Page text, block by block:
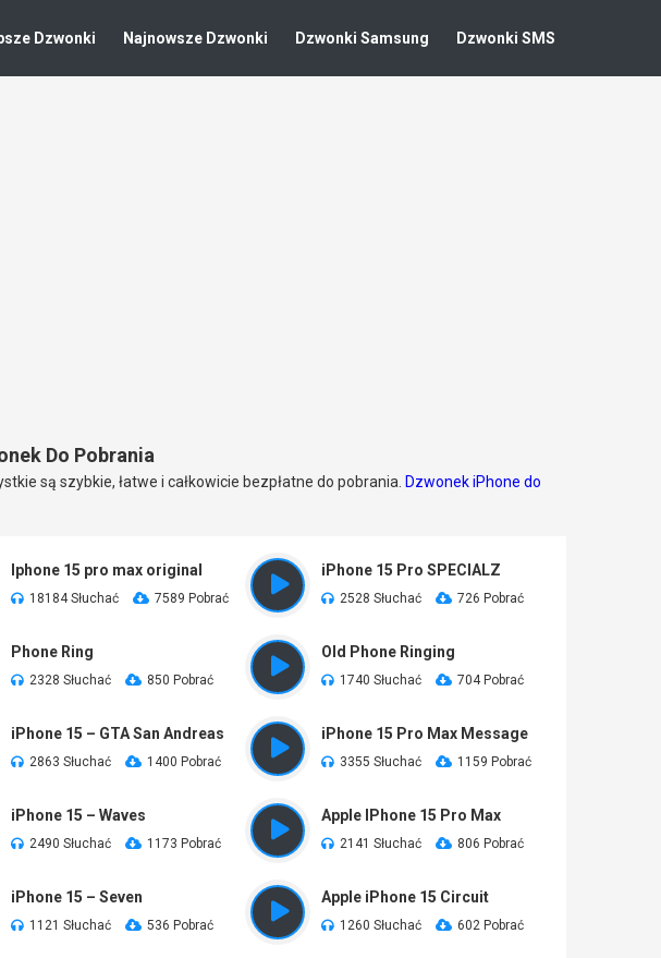
Dzwonki Najnowsze Dzwonki Dzwonki Samsung Dzwonki SMS
Do Pobrania
są szybkie, łatwe i całkowicie bezpłatne do pobrania. Dzwonek iPhone do
Iphone 15 pro max original
18184 Słuchać 7589 Pobrać
iPhone 15 Pro SPECIALZ
2528 Słuchać 726 Pobrać
Phone Ring
2328 Słuchać 850 Pobrać
Old Phone Ringing
1740 Słuchać 704 Pobrać
iPhone 15 – GTA San Andreas
2863 Słuchać 1400 Pobrać
iPhone 15 Pro Max Message
3355 Słuchać 1159 Pobrać
iPhone 15 – Waves
2490 Słuchać 1173 Pobrać
Apple IPhone 15 Pro Max
2141 Słuchać 806 Pobrać
iPhone 15 – Seven
1121 Słuchać 536 Pobrać
Apple iPhone 15 Circuit
1260 Słuchać 602 Pobrać